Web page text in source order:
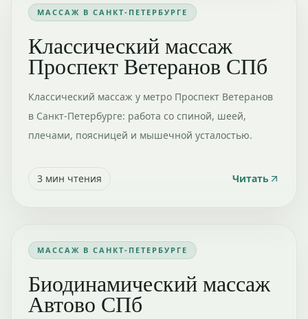
МАССАЖ В САНКТ-ПЕТЕРБУРГЕ
Классический массаж
Проспект Ветеранов СПб
Классический массаж у метро Проспект Ветеранов
в Санкт-Петербурге: работа со спиной, шеей,
плечами, поясницей и мышечной усталостью.
3 мин чтения Читать
МАССАЖ В САНКТ-ПЕТЕРБУРГЕ
Биодинамический массаж
Автово СПб